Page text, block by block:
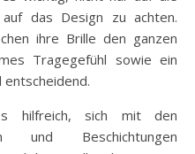
das Design zu achten.
ihre Brille den ganzen
Tragegefühl sowie ein
entscheidend.
hilfreich, sich mit den
und Beschichtungen